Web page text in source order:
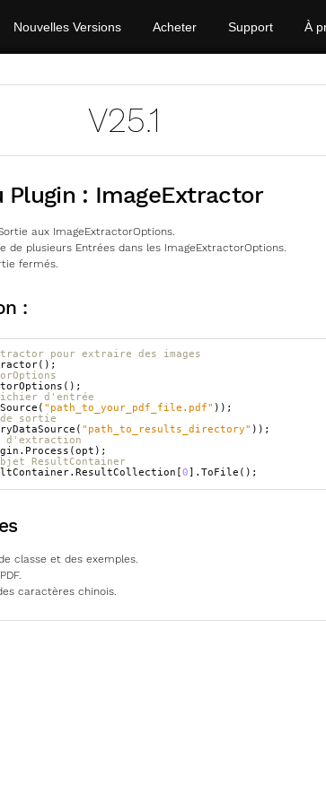
Nouvelles Versions Acheter Support À
V25.1
: ImageExtractor
aux ImageExtractorOptions.
de plusieurs Entrées dans les ImageExtractorOptions.
fermés.
:
pour extraire des images
();
();
d'entrée
( "path_to_your_pdf_file.pdf" ));
sortie
( "path_to_results_directory" ));
d'extraction
. Process ( opt );
ResultContainer
. ResultCollection 0 ]. ToFile ();
classe et des exemples.
caractères chinois.